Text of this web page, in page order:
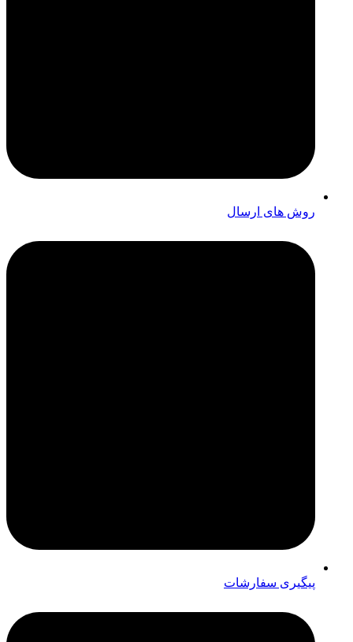
روش های ارسال
پیگیری سفارشات